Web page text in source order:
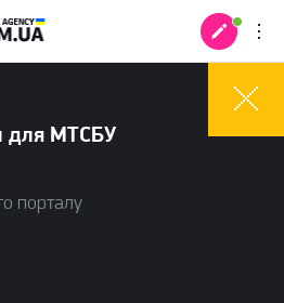
для МТСБУ
порталу